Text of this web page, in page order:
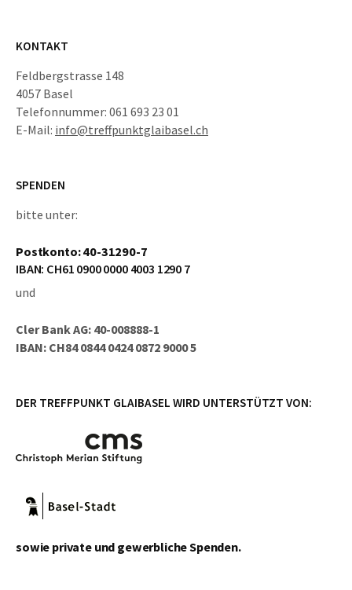
KONTAKT
Feldbergstrasse 148
4057 Basel
Telefonnummer: 061 693 23 01
E-Mail: info@treffpunktglaibasel.ch
SPENDEN
bitte unter:
Postkonto: 40-31290-7
IBAN: CH61 0900 0000 4003 1290 7
und
Cler Bank AG: 40-008888-1
IBAN: CH84 0844 0424 0872 9000 5
DER TREFFPUNKT GLAIBASEL WIRD UNTERSTÜTZT VON:
sowie private und gewerbliche Spenden.